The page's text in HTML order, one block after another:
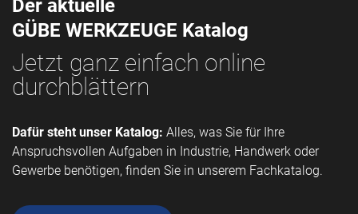
Der aktuelle
GÜBE WERKZEUGE Katalog
Jetzt ganz einfach online
durchblättern
Dafür steht unser Katalog: Alles, was Sie für Ihre
Anspruchsvollen Aufgaben in Industrie, Handwerk oder
Gewerbe benötigen, finden Sie in unserem Fachkatalog.